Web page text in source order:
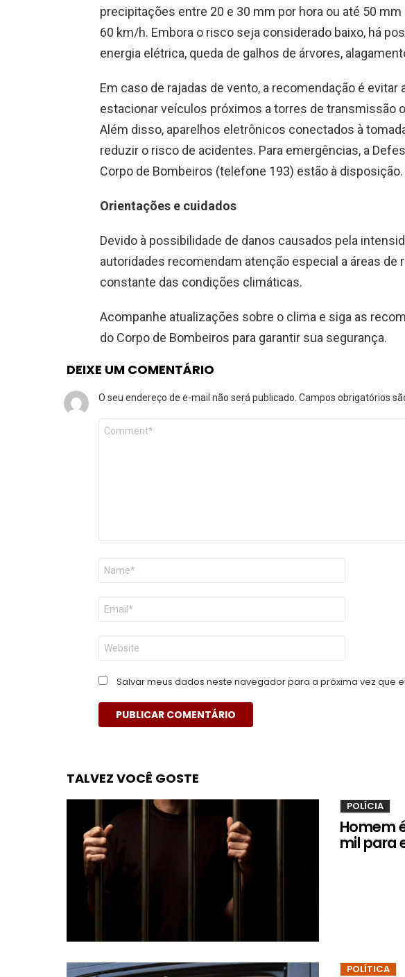
precipitações entre 20 e 30 mm por hora ou até 50
60 km/h. Embora o risco seja considerado baixo, há
energia elétrica, queda de galhos de árvores,
Em caso de rajadas de vento, a recomendação é evitar
estacionar veículos próximos a torres de transmissão
Além disso, aparelhos eletrônicos conectados à
reduzir o risco de acidentes. Para emergências, a
Corpo de Bombeiros (telefone 193) estão à disposição.
Orientações e cuidados
Devido à possibilidade de danos causados pela
autoridades recomendam atenção especial a áreas de
constante das condições climáticas.
Acompanhe atualizações sobre o clima e siga as
do Corpo de Bombeiros para garantir sua segurança.
DEIXE UM COMENTÁRIO
O seu endereço de e-mail não será publicado. Campos obrigatórios
Comentário
Nome
E-
mail
*
Site
Salvar meus dados neste navegador para a próxima vez que
TALVEZ VOCÊ GOSTE
POLÍCIA
Homem
mil para
POLÍTICA